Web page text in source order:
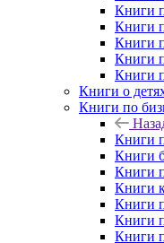
Книги
Книги
Книги
Книги
Книги
Книги о
Книги по
Книги
Книги
Книги
Книги
Книги
Книги
Книги